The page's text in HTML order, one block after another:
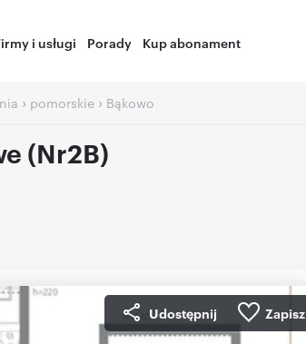
i usługi Porady Kup abonament
› pomorskie › Bąkowo
(Nr2B)
Udostępnij Zapisz